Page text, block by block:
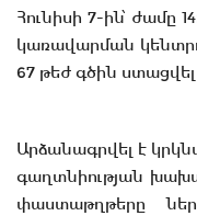
Հունիսի 7-ին՝ ժամը
կառավարման
67 թեժ գծին
Արձանագրվել է
գաղտնիության
փաստաթղթերը